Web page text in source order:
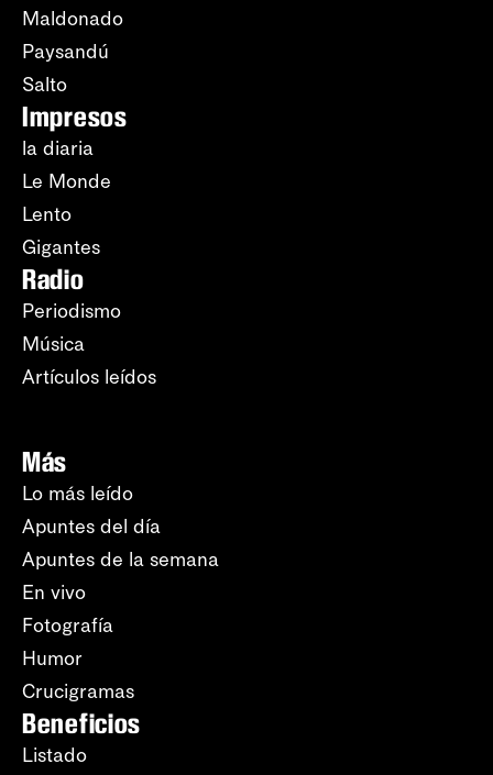
Maldonado
Paysandú
Salto
Impresos
la diaria
Le Monde
Lento
Gigantes
Radio
Periodismo
Música
Artículos leídos
Más
Lo más leído
Apuntes del día
Apuntes de la semana
En vivo
Fotografía
Humor
Crucigramas
Beneficios
Listado